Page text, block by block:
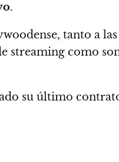
.
tanto a
streaming como
su último